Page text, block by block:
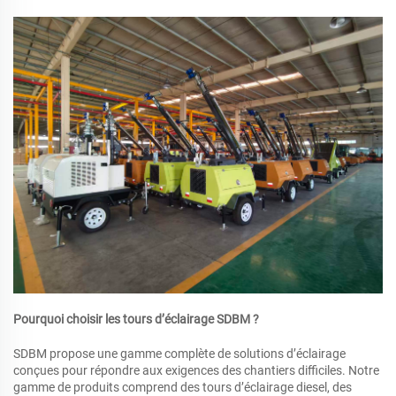
Pourquoi choisir les tours d’éclairage SDBM ?
SDBM propose une gamme complète de solutions d’éclairage
conçues pour répondre aux exigences des chantiers difficiles. Notre
gamme de produits comprend des tours d’éclairage diesel, des